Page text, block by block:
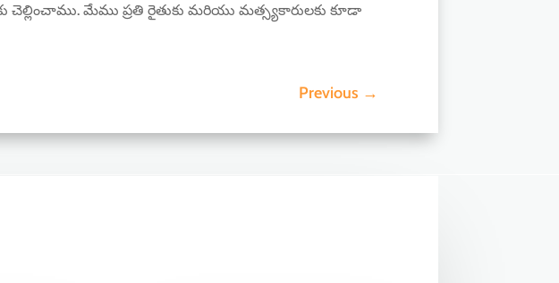
మేము ప్రతి రైతుకు మరియు మత్స్యకారులకు కూడా
Previous →